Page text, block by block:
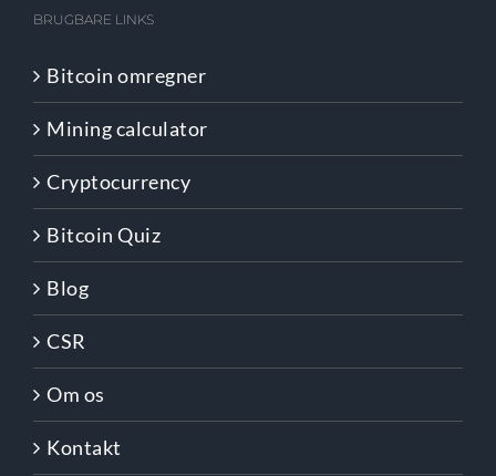
BRUGBARE LINKS
Bitcoin omregner
Mining calculator
Cryptocurrency
Bitcoin Quiz
Blog
CSR
Om os
Kontakt